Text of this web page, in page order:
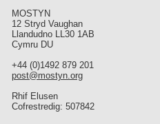
MOSTYN
12 Stryd Vaughan
Llandudno LL30 1AB
Cymru DU
+44 (0)1492 879 201
post@mostyn.org
Rhif Elusen
Cofrestredig: 507842